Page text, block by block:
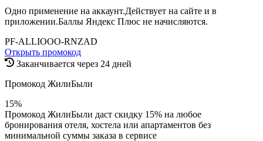
Одно применение на аккаунт.Действует на сайте и в
приложении.Баллы Яндекс Плюс не начисляются.
PF-ALLIOOO-RNZAD
Открыть промокод
Заканчивается через 24 дней
Промокод ЖилиБыли
15%
Промокод ЖилиБыли даст скидку 15% на любое
бронирования отеля, хостела или апартаментов без
минимальной суммы заказа в сервисе